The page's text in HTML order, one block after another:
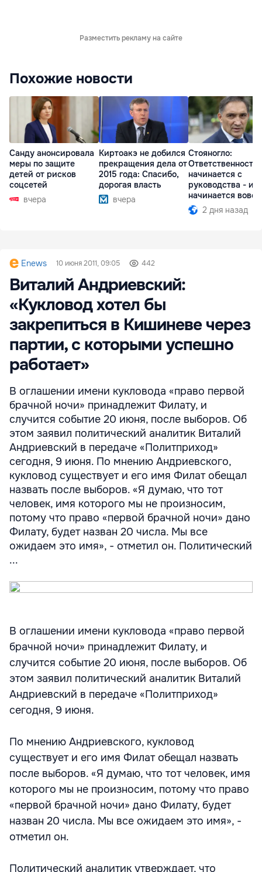
Разместить рекламу на сайте
Похожие новости
Санду анонсировала
меры по защите
детей от рисков
соцсетей
вчера
Киртоакэ не добился
прекращения дела от
2015 года: Спасибо,
дорогая власть
вчера
Стояногло:
Ответственность
начинается с
руководства -
начинается вовсе
2 дня назад
Enews 10 июня 2011, 09:05 442
Виталий Андриевский:
«Кукловод хотел бы
закрепиться в Кишиневе через
партии, с которыми успешно
работает»
В оглашении имени кукловода «право первой
брачной ночи» принадлежит Филату, и
случится событие 20 июня, после выборов. Об
этом заявил политический аналитик Виталий
Андриевский в передаче «Политприход»
сегодня, 9 июня. По мнению Андриевского,
кукловод существует и его имя Филат обещал
назвать после выборов. «Я думаю, что тот
человек, имя которого мы не произносим,
потому что право «первой брачной ночи» дано
Филату, будет назван 20 числа. Мы все
ожидаем это имя», - отметил он. Политический
...
В оглашении имени кукловода «право первой
брачной ночи» принадлежит Филату, и
случится событие 20 июня, после выборов. Об
этом заявил политический аналитик Виталий
Андриевский в передаче «Политприход»
сегодня, 9 июня.
По мнению Андриевского, кукловод
существует и его имя Филат обещал назвать
после выборов. «Я думаю, что тот человек, имя
которого мы не произносим, потому что право
«первой брачной ночи» дано Филату, будет
назван 20 числа. Мы все ожидаем это имя», -
отметил он.
Политический аналитик утверждает, что